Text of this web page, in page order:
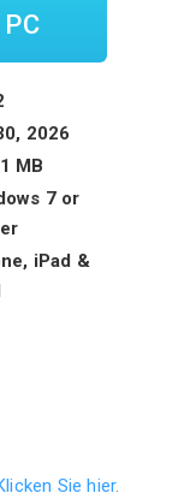
2026
MB
7 or
iPad &
Sie hier.